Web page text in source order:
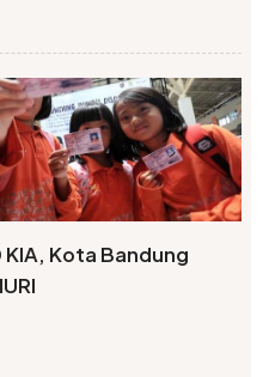
Kota Bandung